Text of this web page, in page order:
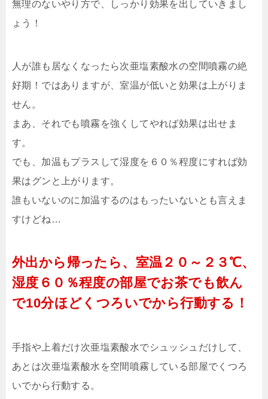
無理のないやり方で、しっかり効果を出していきまし
ょう！
人が誰も居なくなったら次亜塩素酸水の空間噴霧の絶
好期！ではありますが、室温が低いと効果は上がりま
せん。
まあ、それでも噴霧を強くしてやれば効果は出せま
す。
でも、加温もプラスして湿度を６０％程度にすれば効
果はグンと上がります。
誰もいないのに加温するのはもったいないとも言えま
すけどね…
外出から帰ったら、室温２０～２３℃、
湿度６０％程度の部屋でお茶でも飲ん
で10分ほどくつろいでから行動する！
手指や上着だけ次亜塩素酸水でシュッシュだけして、
あとは次亜塩素酸水を空間噴霧している部屋でくつろ
いでから行動する。